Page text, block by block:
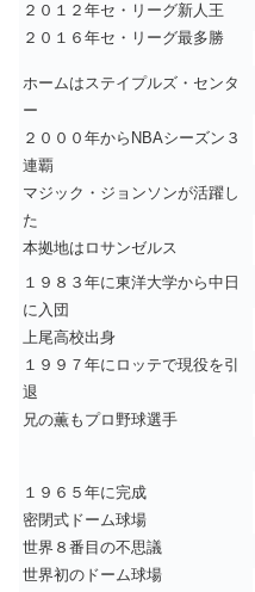
２０１２年セ・リーグ新人王
２０１６年セ・リーグ最多勝
ホームはステイプルズ・センタ
ー
２０００年からNBAシーズン３
連覇
マジック・ジョンソンが活躍し
た
本拠地はロサンゼルス
１９８３年に東洋大学から中日
に入団
上尾高校出身
１９９７年にロッテで現役を引
退
兄の薫もプロ野球選手
１９６５年に完成
密閉式ドーム球場
世界８番目の不思議
世界初のドーム球場